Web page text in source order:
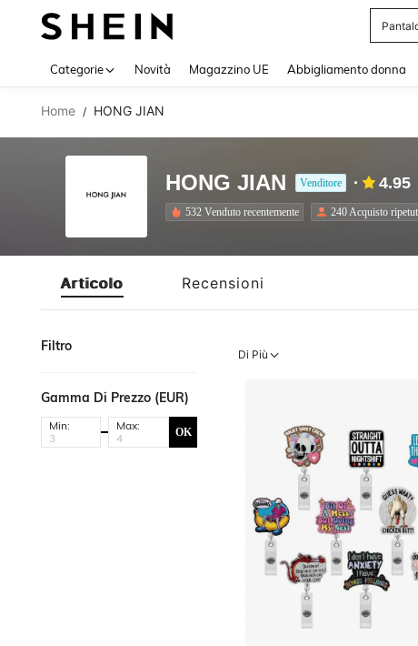
Categorie Novità Magazzino UE Abbigliamento donna
Home / HONG JIAN
HONG JIAN Venditore 4.95
532 Venduto recentemente 240 Acquisto
Articolo Recensioni
Filtro
Gamma Di Prezzo (EUR)
Min: Max: OK
Di Più